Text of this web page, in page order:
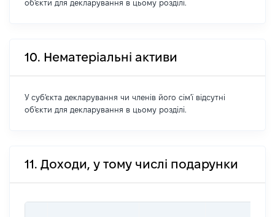
об'єкти для декларування в цьому розділі.
10. Нематеріальні активи
У суб'єкта декларування чи членів його сім'ї відсутні
об'єкти для декларування в цьому розділі.
11. Доходи, у тому числі подарунки